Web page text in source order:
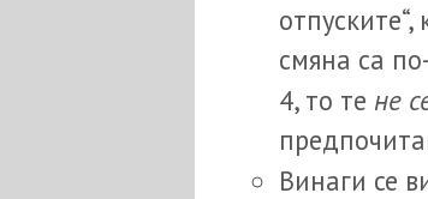
смяна са
4, то те не
Винаги се